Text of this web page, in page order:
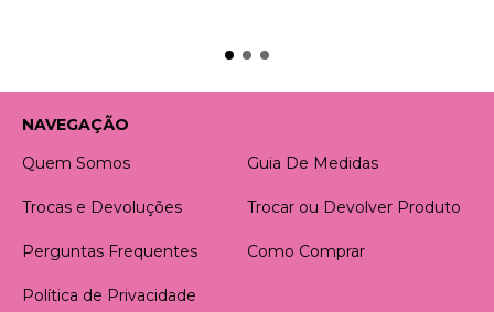
NAVEGAÇÃO
Quem Somos
Guia De Medidas
Trocas e Devoluções Trocar ou Devolver Produto
Perguntas Frequentes Como Comprar
Política de Privacidade